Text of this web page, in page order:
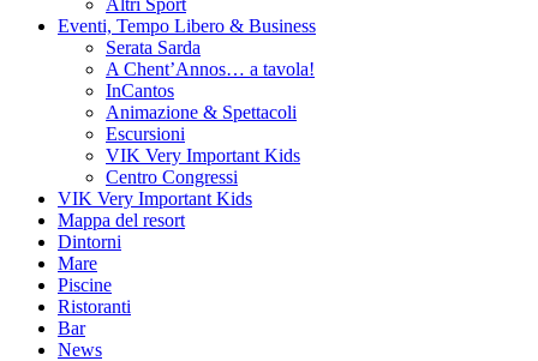
Eventi, Tempo Libero & Business
Serata Sarda
A Chent’Annos… a tavola!
InCantos
Animazione & Spettacoli
Escursioni
VIK Very Important Kids
Centro Congressi
VIK Very Important Kids
Mappa del resort
Dintorni
Mare
Piscine
Ristoranti
Bar
News